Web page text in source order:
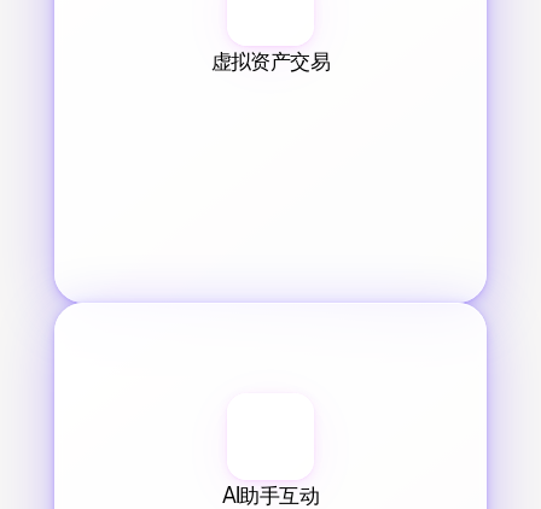
虚拟资产交易
AI助手互动